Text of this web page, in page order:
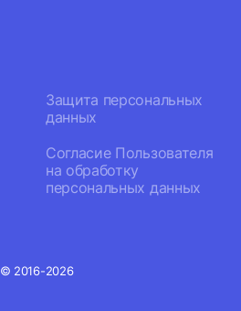
Защита персональных
данных
Согласие Пользователя
на обработку
персональных данных
© 2016-2026